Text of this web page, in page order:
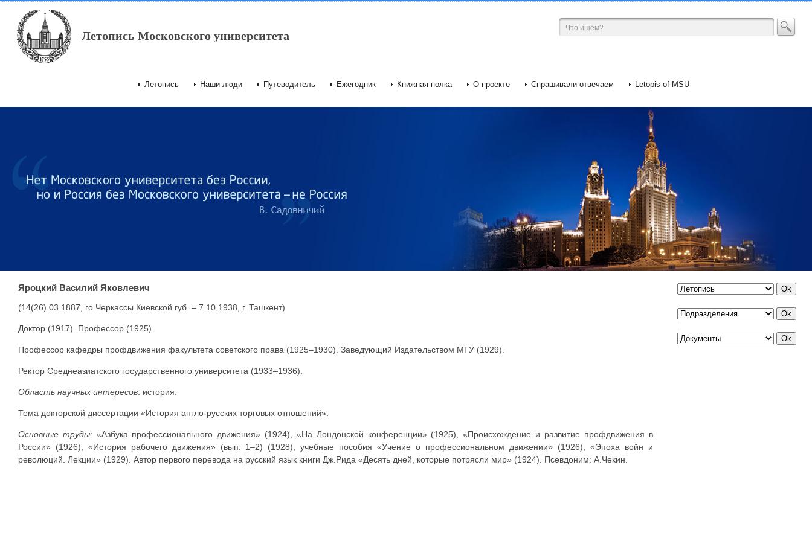
Перейти к основному содержанию
Летопись Московского университета
Главное меню
Летопись Наши люди Путеводитель Ежегодник Книжная полка О проекте Спрашивали-отвечаем Letopis of MSU
Яроцкий Василий Яковлевич
(14(26).03.1887, го Черкассы Киевской губ. – 7.10.1938, г. Ташкент)
Доктор (1917). Профессор (1925).
Профессор кафедры профдвижения факультета советского права (1925–1930). Заведующий Издательством МГУ (1929).
Ректор Среднеазиатского государственного университета (1933–1936).
Область научных интересов: история.
Тема докторской диссертации «История англо-русских торговых отношений».
Основные труды: «Азбука профессионального движения» (1924), «На Лондонской конференции» (1925), «Происхождение и развитие профдвижения в
России» (1926), «История рабочего движения» (вып. 1–2) (1928), учебные пособия «Учение о профессиональном движении» (1926), «Эпоха войн и
революций. Лекции» (1929). Автор первого перевода на русский язык книги Дж.Рида «Десять дней, которые потрясли мир» (1924). Псевдоним: А.Чекин.